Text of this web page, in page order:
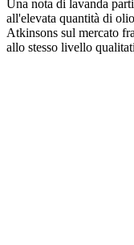
Una nota di lavanda
all'elevata quantità di
Atkinsons sul mercato
allo stesso livello